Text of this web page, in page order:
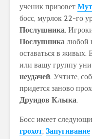
ученик призовет
босс, мурлок 22-го
Послушника.
Послушника любой
оставаться в живых.
или вашу группу
неудачей. Учтите,
придется заново
Друидов Клыка.
Босс имеет
грохот, Запугивание